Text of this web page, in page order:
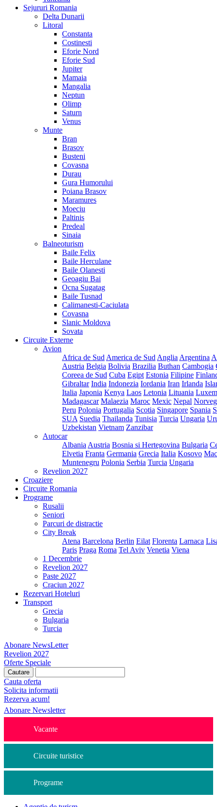
Sejururi Romania
Delta Dunarii
Litoral
Constanta
Costinesti
Eforie Nord
Eforie Sud
Jupiter
Mamaia
Mangalia
Neptun
Olimp
Saturn
Venus
Munte
Bran
Brasov
Busteni
Covasna
Durau
Gura Humorului
Poiana Brasov
Maramures
Moeciu
Paltinis
Predeal
Sinaia
Balneoturism
Baile Felix
Baile Herculane
Baile Olanesti
Geoagiu Bai
Ocna Sugatag
Baile Tusnad
Calimanesti-Caciulata
Covasna
Slanic Moldova
Sovata
Circuite Externe
Avion
Africa de Sud America de Sud Anglia Argentina
Austria Belgia Bolivia Brazilia Buthan Cambogia
Coreea de Sud Cuba Egipt Estonia Filipine
Gibraltar India Indonezia Iordania Iran Irlanda
Italia Japonia Kenya Laos Letonia Lituania
Madagascar Malaezia Maroc Mexic Nepal
Peru Polonia Portugalia Scotia Singapore Spania
SUA Suedia Thailanda Tunisia Turcia Ungaria
Uzbekistan Vietnam Zanzibar
Autocar
Albania Austria Bosnia si Hertegovina Bulgaria
Elvetia Franta Germania Grecia Italia Kosovo
Muntenegru Polonia Serbia Turcia Ungaria
Revelion 2027
Croaziere
Circuite Romania
Programe
Rusalii
Seniori
Parcuri de distractie
City Break
Atena Barcelona Berlin Eilat Florenta Larnaca
Paris Praga Roma Tel Aviv Venetia Viena
1 Decembrie
Revelion 2027
Paste 2027
Craciun 2027
Rezervari Hoteluri
Transport
Grecia
Bulgaria
Turcia
Abonare NewsLetter
Revelion 2027
Oferte Speciale
Cauta oferta
Solicita informatii
Rezerva acum!
Abonare Newsletter
Vacante
Circuite turistice
Programe